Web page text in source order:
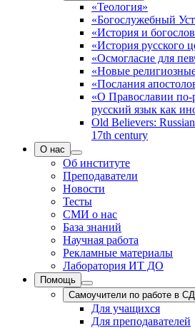
«Теология»
«Богослужебный
«История и
«История русского
«Осмогласие для
«Новые
«Послания
«О Православии
русский язык как
Old Believers:
17th century
О нас
Об институте
Преподаватели
Новости
Тесты
СМИ о нас
База знаний
Научная работа
Рекламные материалы
Лаборатория ИТ ДО
Помощь
Самоучители по работе в
Для учащихся
Для преподавателей